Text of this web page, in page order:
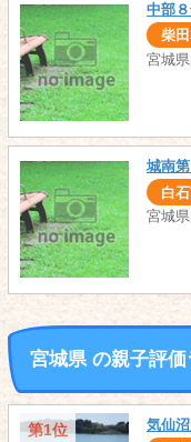
中部８
柴
宮城
城南第
白
宮城
宮城県 の親子評
第1位 気仙